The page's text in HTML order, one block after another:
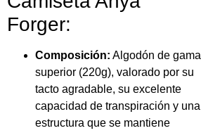
Forger:
Composición: Algodón de gama
superior (220g), valorado por su
tacto agradable, su excelente
capacidad de transpiración y una
estructura que se mantiene